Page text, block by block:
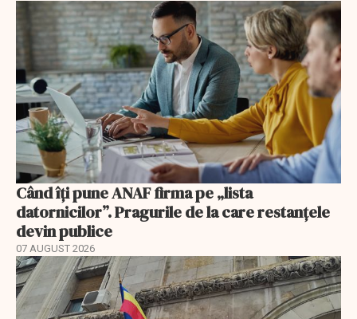
Când îți pune ANAF firma pe „lista
datornicilor”. Pragurile de la care restanțele
devin publice
07 AUGUST 2026